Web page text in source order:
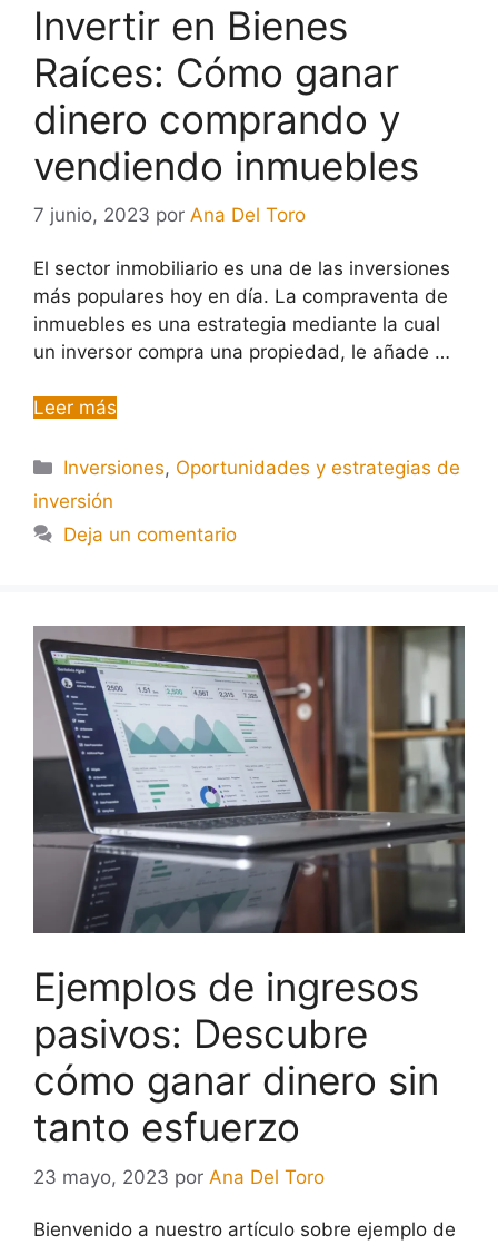
Invertir en Bienes
Raíces: Cómo ganar
dinero comprando y
vendiendo inmuebles
7 junio, 2023 por Ana Del Toro
El sector inmobiliario es una de las inversiones
más populares hoy en día. La compraventa de
inmuebles es una estrategia mediante la cual
un inversor compra una propiedad, le añade …
Leer más
Inversiones, Oportunidades y estrategias de
inversión
Deja un comentario
Ejemplos de ingresos
pasivos: Descubre
cómo ganar dinero sin
tanto esfuerzo
23 mayo, 2023 por Ana Del Toro
Bienvenido a nuestro artículo sobre ejemplo de